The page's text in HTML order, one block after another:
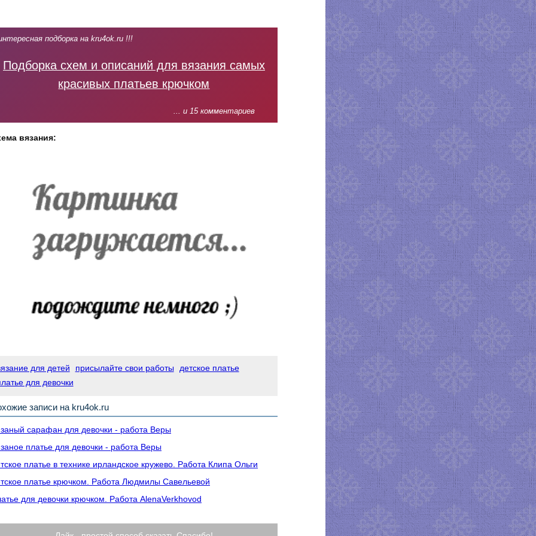
подборка на kru4ok.ru !!!
Подборка схем и описаний для вязания самых
красивых платьев крючком
... и 15 комментариев
вязания:
для детей присылайте свои работы
детское платье
для девочки
записи на kru4ok.ru
сарафан для девочки - работа Веры
платье для девочки - работа Веры
платье в технике ирландское кружево. Работа Клипа Ольги
платье крючком. Работа Людмилы Савельевой
для девочки крючком. Работа AlenaVerkhovod